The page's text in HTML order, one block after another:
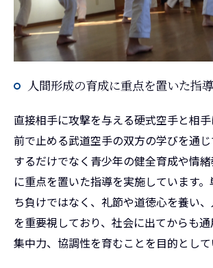
人間形成の育成に重点を置いた指導
直接相手に攻撃を与える硬式空手と相
前で止める武道空手の双方の学びを通
するだけでなく青少年の健全育成や情
に重点を置いた指導を実施しています
ち負けではなく、礼節や道徳心を養い
を重要視しており、社会に出てからも
集中力、協調性を育むことを目的として